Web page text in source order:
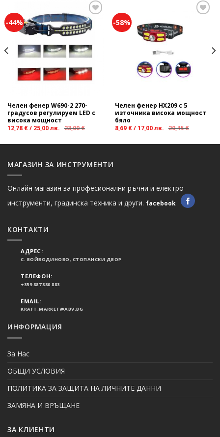
-44%
wishlist
Челен фенер W690-2 270-
градусов регулируем LED с
висока мощност
12,78 € / 25,00лв. 23,00€
-58%
Челен фенер HX209 с 5
източника висока мощност
бяло
8,69 € /17,00лв. 20,45€
МАГАЗИН ЗА ИНСТРУМЕНТИ
Онлайн магазин за професионални ръчни и електро
инструменти, градинска техника и други. facebook
КОНТАКТИ
АДРЕС:
С. ВОЙВОДИНОВО, СТОПАНСКИ ДВОР
ТЕЛЕФОН:
+359 887 880 883
EMAIL:
KRAFT.MARKET@ABV.BG
ИНФОРМАЦИЯ
За Нас
ОБЩИ УСЛОВИЯ
ПОЛИТИКА ЗА ЗАЩИТА НА ЛИЧНИТЕ ДАННИ
ЗАМЯНА И ВРЪЩАНЕ
ЗА КЛИЕНТИ